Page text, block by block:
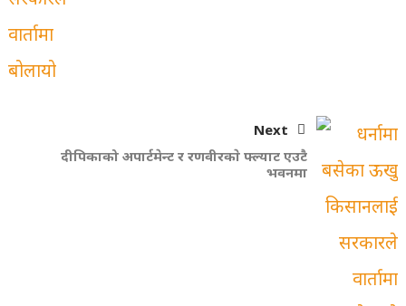
Next
दीपिकाको अपार्टमेन्ट र रणवीरकाे फ्ल्याट एउटै
भवनमा